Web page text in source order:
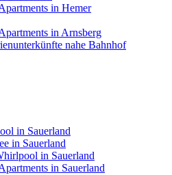
in Hemer
in Arnsberg
nahe Bahnhof
in Sauerland
in Sauerland
in Sauerland
in Sauerland